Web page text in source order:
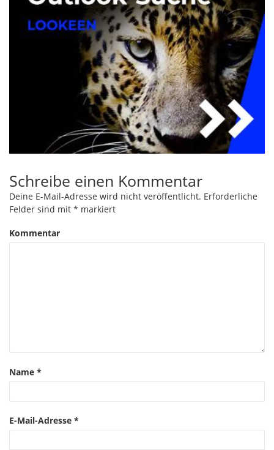
Schreibe einen Kommentar
Deine E-Mail-Adresse wird nicht veröffentlicht. Erforderliche
Felder sind mit * markiert
Kommentar
Name *
E-Mail-Adresse *